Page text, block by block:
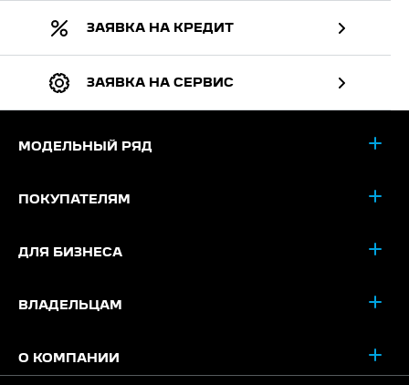
ЗАЯВКА НА КРЕДИТ
ЗАЯВКА НА СЕРВИС
МОДЕЛЬНЫЙ РЯД
ПОКУПАТЕЛЯМ
ДЛЯ БИЗНЕСА
ВЛАДЕЛЬЦАМ
О КОМПАНИИ